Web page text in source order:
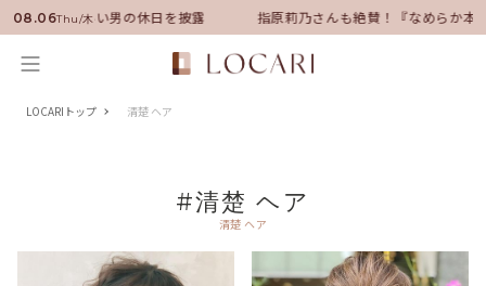
08.06Thu/木
ーに就任！いい男の休日を披露 指原莉乃さんも絶賛！『なめらか本
LOCARIトップ 清楚 ヘア
#清楚 ヘア
清楚 ヘア